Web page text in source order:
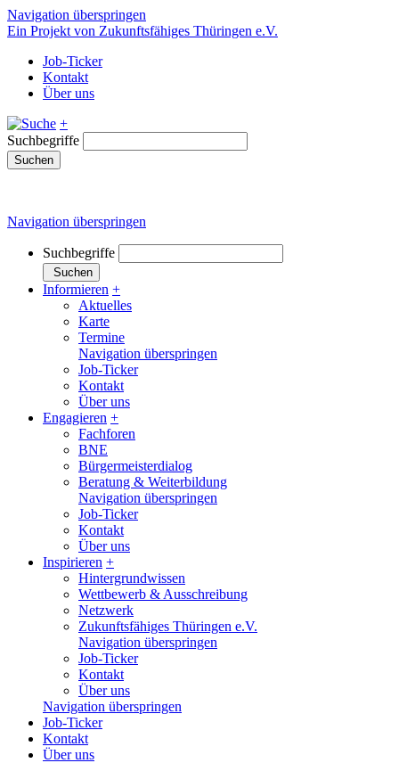
Navigation überspringen
Ein Projekt von Zukunftsfähiges Thüringen e.V.
Job-Ticker
Kontakt
Über uns
+
Suchbegriffe
Suchen
Navigation überspringen
Suchbegriffe
Suchen
Informieren +
Aktuelles
Karte
Termine
Navigation überspringen
Job-Ticker
Kontakt
Über uns
Engagieren +
Fachforen
BNE
Bürgermeisterdialog
Beratung & Weiterbildung
Navigation überspringen
Job-Ticker
Kontakt
Über uns
Inspirieren +
Hintergrundwissen
Wettbewerb & Ausschreibung
Netzwerk
Zukunftsfähiges Thüringen e.V.
Navigation überspringen
Job-Ticker
Kontakt
Über uns
Navigation überspringen
Job-Ticker
Kontakt
Über uns